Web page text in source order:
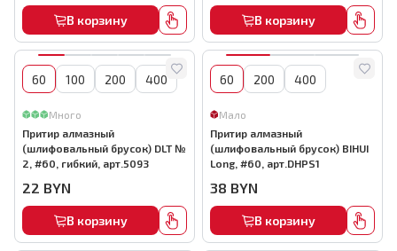
В корзину В корзину
60 100 200 400
Много
Притир алмазный
(шлифовальный брусок) DLT №
2, #60, гибкий, арт.5093
22 BYN
В корзину
60 200 400
Мало
Притир алмазный
(шлифовальный брусок) BIHUI
Long, #60, арт.DHPS1
38 BYN
В корзину